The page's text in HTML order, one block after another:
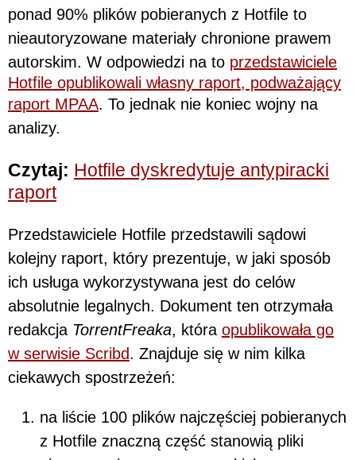
ponad 90% plików pobieranych z Hotfile to
nieautoryzowane materiały chronione prawem
autorskim. W odpowiedzi na to przedstawiciele
Hotfile opublikowali własny raport, podważający
raport MPAA. To jednak nie koniec wojny na
analizy.
Czytaj: Hotfile dyskredytuje antypiracki
raport
Przedstawiciele Hotfile przedstawili sądowi
kolejny raport, który prezentuje, w jaki sposób
ich usługa wykorzystywana jest do celów
absolutnie legalnych. Dokument ten otrzymała
redakcja TorrentFreaka, która opublikowała go
w serwisie Scribd. Znajduje się w nim kilka
ciekawych spostrzeżeń:
na liście 100 plików najczęściej pobieranych
z Hotfile znaczną część stanowią pliki